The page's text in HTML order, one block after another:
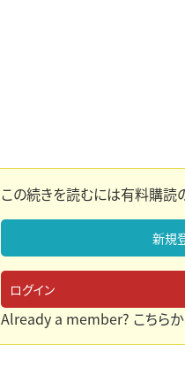
この続きを読むには有料購読
新規
ログイン
Already a member? こちら